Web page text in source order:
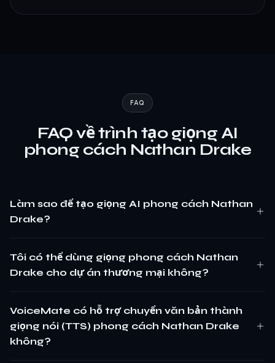
FAQ
FAQ về trình tạo giọng AI
phong cách Nathan Drake
Làm sao để tạo giọng AI phong cách Nathan
Drake?
Tôi có thể dùng giọng phong cách Nathan
Drake cho dự án thương mại không?
VoiceMate có hỗ trợ chuyển văn bản thành
giọng nói (TTS) phong cách Nathan Drake
không?